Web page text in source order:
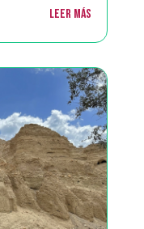
Leer más